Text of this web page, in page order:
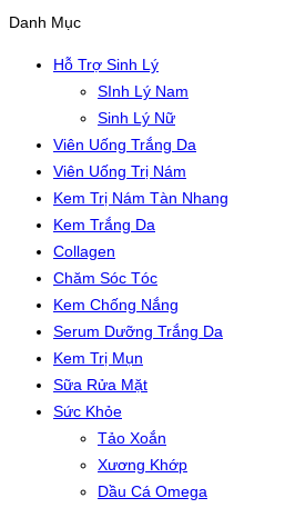
Danh Mục
Hỗ Trợ Sinh Lý
SInh Lý Nam
Sinh Lý Nữ
Viên Uống Trắng Da
Viên Uống Trị Nám
Kem Trị Nám Tàn Nhang
Kem Trắng Da
Collagen
Chăm Sóc Tóc
Kem Chống Nắng
Serum Dưỡng Trắng Da
Kem Trị Mụn
Sữa Rửa Mặt
Sức Khỏe
Tảo Xoắn
Xương Khớp
Dầu Cá Omega